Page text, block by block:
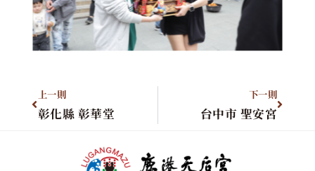
上一則
彰化縣 彰華堂
下一則
台中市 聖安宮